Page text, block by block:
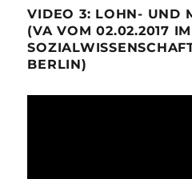
VIDEO 3: LOHN- UND
(VA VOM 02.02.2017
BERLIN)